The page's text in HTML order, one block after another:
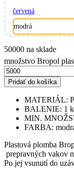
červená
modrá
50000 na sklade
množstvo Bropol
Pridať do košíka
MATERIÁL:
BALENIE: 1
MIN.
FARBA:
Plastová plomba
prepravných vakov
Po jej vsunutí do